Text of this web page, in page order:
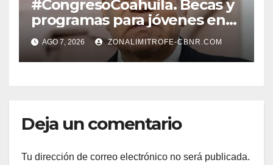
#CongresoCoahuila. Becas y
programas para jóvenes en
áreas agropecuarias, plantea
Raúl Onofre
AGO 7, 2026 ZONALIMITROFE-CBNR.COM
Deja un comentario
Tu dirección de correo electrónico no será publicada.